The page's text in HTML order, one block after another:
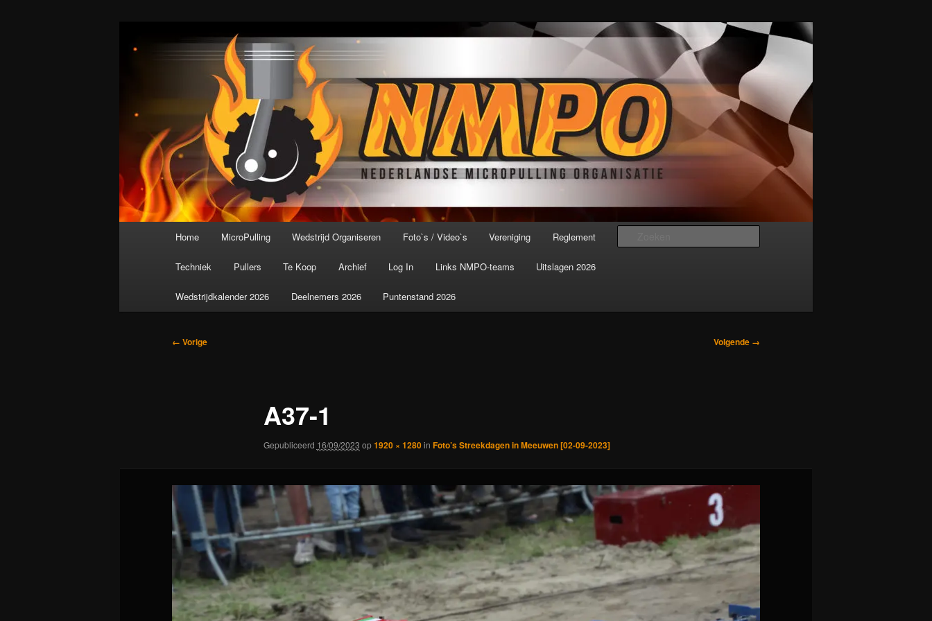
Nederlandse MicroPulling Organisatie
De meest krachtige modelbouwsport ter wereld!
Home MicroPulling Wedstrijd Organiseren Foto`s / Video`s Vereniging Reglement
Techniek Pullers Te Koop Archief Log In Links NMPO-teams Uitslagen 2026
Wedstrijdkalender 2026 Deelnemers 2026 Puntenstand 2026
Afbeeldingsnavigatie
← Vorige Volgende →
A37-1
Gepubliceerd 16/09/2023 op1920 × 1280in Foto’s Streekdagen in Meeuwen [02-09-2023]